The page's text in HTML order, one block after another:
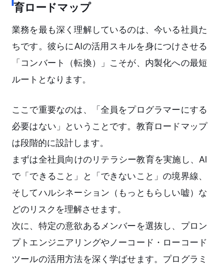
育ロードマップ
業務を最も深く理解しているのは、今いる社員た
ちです。彼らにAIの活用スキルを身につけさせる
「コンバート（転換）」こそが、内製化への最短
ルートとなります。
ここで重要なのは、「全員をプログラマーにする
必要はない」ということです。教育ロードマップ
は段階的に設計します。
まずは全社員向けのリテラシー教育を実施し、AI
で「できること」と「できないこと」の境界線、
そしてハルシネーション（もっともらしい嘘）な
どのリスクを理解させます。
次に、特定の意欲あるメンバーを選抜し、プロン
プトエンジニアリングやノーコード・ローコード
ツールの活用方法を深く学ばせます。プログラミ